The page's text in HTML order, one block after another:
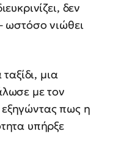
δεν
ωστόσο νιώθει
μια
με τον
εξηγώντας πως η
υπήρξε